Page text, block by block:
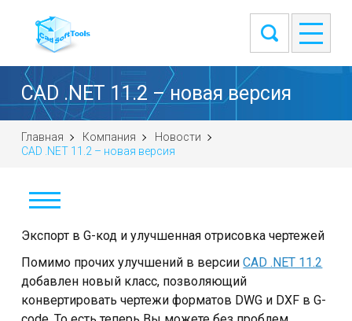
CAD .NET 11.2 – новая версия
Главная Компания
Новости
CAD .NET 11.2 – новая версия
Новости
Наши клиенты
О компании
Экспорт в G-код и улучшенная отрисовка чертежей
Помимо прочих улучшений в версииCAD .NET 11.2
добавлен новый класс, позволяющий
конвертировать чертежи форматов DWG и DXF в G-